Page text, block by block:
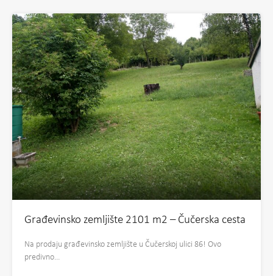
Građevinsko zemljište 2101 m2 – Čučerska cesta
Na prodaju građevinsko zemljište u Čučerskoj ulici 86! Ovo
predivno…